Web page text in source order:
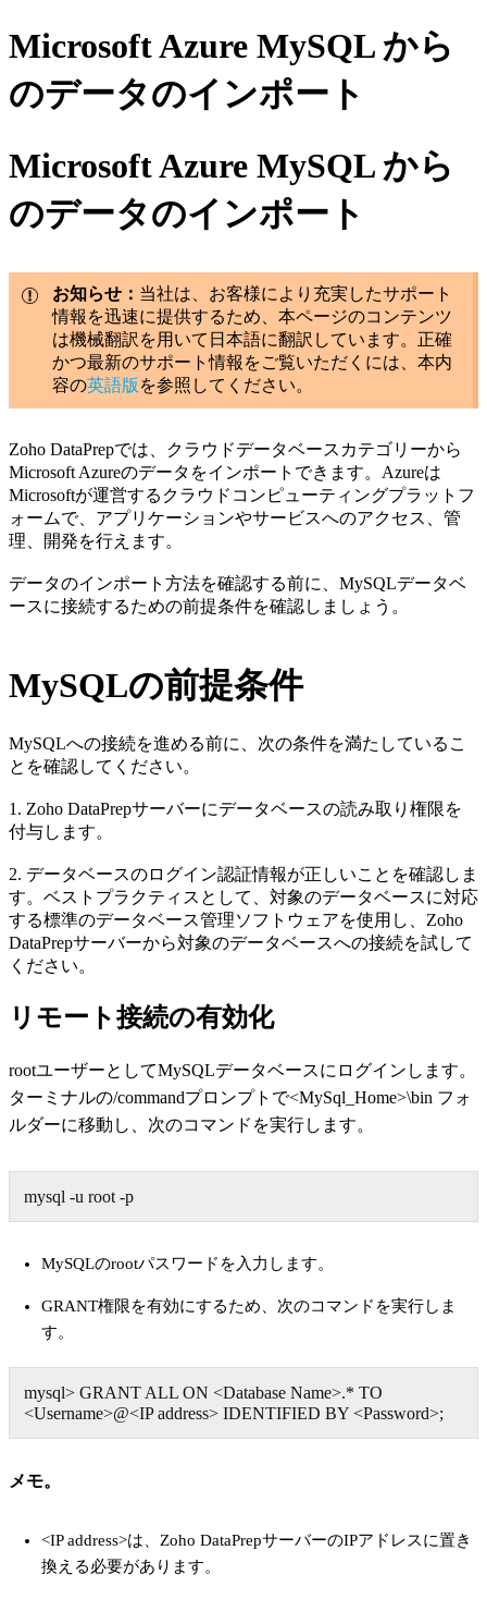
Microsoft Azure MySQL から
のデータのインポート
Microsoft Azure MySQL から
のデータのインポート
お知らせ： 当社は、お客様により充実したサポート
情報を迅速に提供するため、本ページのコンテンツ
は機械翻訳を用いて日本語に翻訳しています。正確
かつ最新のサポート情報をご覧いただくには、本内
容の英語版 を参照してください。
Zoho DataPrepでは、クラウドデータベースカテゴリーから
Microsoft Azureのデータをインポートできます。Azureは
Microsoftが運営するクラウドコンピューティングプラットフ
ォームで、アプリケーションやサービスへのアクセス、管
理、開発を行えます。
データのインポート方法を確認する前に、MySQLデータベ
ースに接続するための前提条件を確認しましょう。
MySQLの前提条件
MySQLへの接続を進める前に、次の条件を満たしているこ
とを確認してください。
1. Zoho DataPrepサーバーにデータベースの読み取り権限を
付与します。
2. データベースのログイン認証情報が正しいことを確認しま
す。ベストプラクティスとして、対象のデータベースに対応
する標準のデータベース管理ソフトウェアを使用し、Zoho
DataPrepサーバーから対象のデータベースへの接続を試して
ください。
リモート接続の有効化
rootユーザーとしてMySQLデータベースにログインします。
ターミナルの/commandプロンプトで<MySql_Home>\bin フォ
ルダーに移動し、次のコマンドを実行します。
mysql -u root -p
MySQLのrootパスワードを入力します。
GRANT権限を有効にするため、次のコマンドを実行しま
す。
mysql> GRANT ALL ON <Database Name>.* TO
<Username>@<IP address> IDENTIFIED BY <Password>;
メモ。
<IP address>は、Zoho DataPrepサーバーのIPアドレスに置き
換える必要があります。